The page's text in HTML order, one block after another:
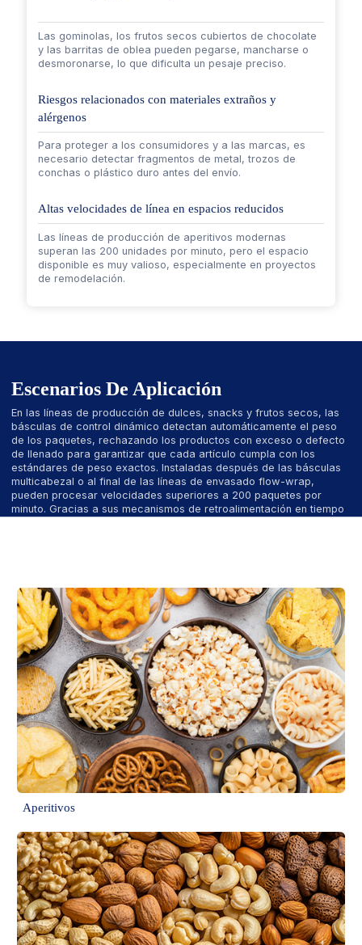
Las gominolas, los frutos secos cubiertos de chocolate
y las barritas de oblea pueden pegarse, mancharse o
desmoronarse, lo que dificulta un pesaje preciso.
Riesgos relacionados con materiales extraños y
alérgenos
Para proteger a los consumidores y a las marcas, es
necesario detectar fragmentos de metal, trozos de
conchas o plástico duro antes del envío.
Altas velocidades de línea en espacios reducidos
Las líneas de producción de aperitivos modernas
superan las 200 unidades por minuto, pero el espacio
disponible es muy valioso, especialmente en proyectos
de remodelación.
Escenarios De Aplicación
En las líneas de producción de dulces, snacks y frutos secos, las
básculas de control dinámico detectan automáticamente el peso
de los paquetes, rechazando los productos con exceso o defecto
de llenado para garantizar que cada artículo cumpla con los
estándares de peso exactos. Instaladas después de las básculas
multicabezal o al final de las líneas de envasado flow-wrap,
pueden procesar velocidades superiores a 200 paquetes por
minuto. Gracias a sus mecanismos de retroalimentación en tiempo
Aperitivos